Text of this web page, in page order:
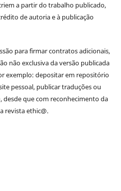
a partir do trabalho publicado,
de autoria e à publicação
para firmar contratos adicionais,
não exclusiva da versão publicada
exemplo: depositar em repositório
pessoal, publicar traduções ou
que com reconhecimento da
revista ethic@.